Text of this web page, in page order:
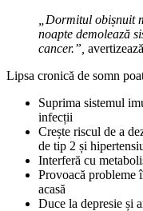
„Dormitul obișnuit
noapte demolează
cancer.”,
Lipsa cronică de somn
Suprima sistemul
infecții
Crește riscul de a
de tip 2 și
Interferă cu
Provoacă probleme
acasă
Duce la depresie și